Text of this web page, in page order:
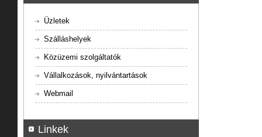
Üzletek
Szálláshelyek
Közüzemi szolgáltatók
Vállalkozások, nyilvántartások
Webmail
Linkek